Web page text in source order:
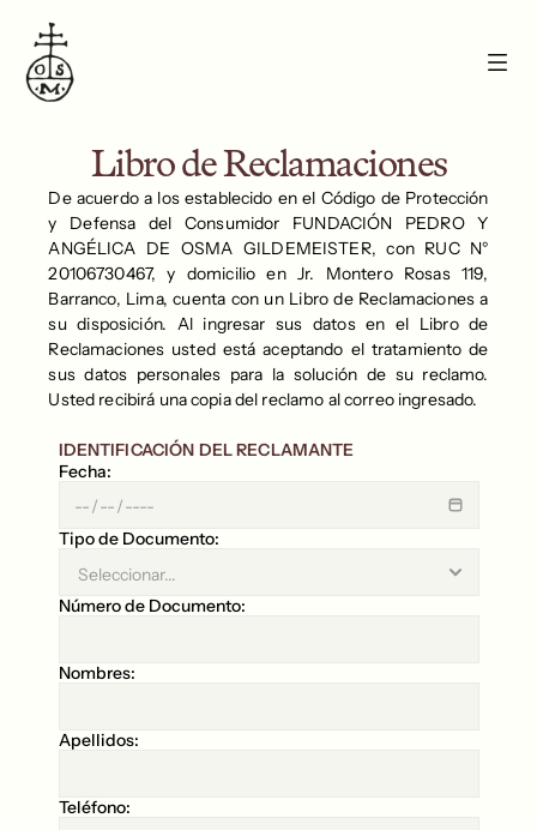
Libro de Reclamaciones
De acuerdo a los establecido en el Código de Protección
y Defensa del Consumidor FUNDACIÓN PEDRO Y
ANGÉLICA DE OSMA GILDEMEISTER, con RUC N°
20106730467, y domicilio en Jr. Montero Rosas 119,
Barranco, Lima, cuenta con un Libro de Reclamaciones a
su disposición. Al ingresar sus datos en el Libro de
Reclamaciones usted está aceptando el tratamiento de
sus datos personales para la solución de su reclamo.
Usted recibirá una copia del reclamo al correo ingresado.
IDENTIFICACIÓN DEL RECLAMANTE
Fecha:
Tipo de Documento:
Número de Documento:
Nombres:
Apellidos:
Teléfono: